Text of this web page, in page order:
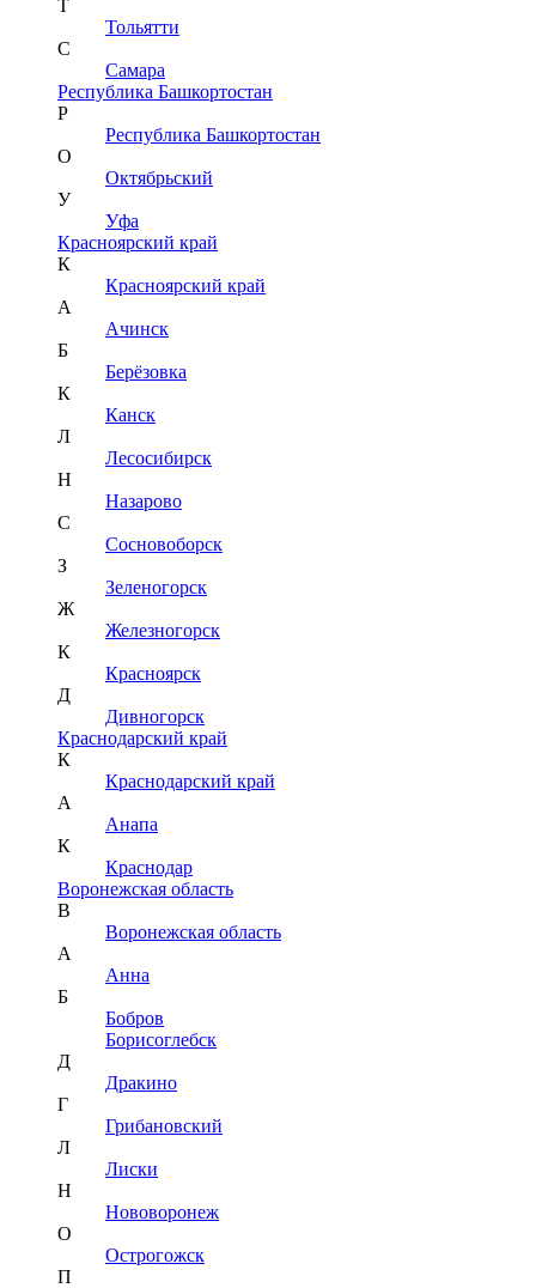
Т
Тольятти
С
Самара
Республика Башкортостан
Р
Республика Башкортостан
О
Октябрьский
У
Уфа
Красноярский край
К
Красноярский край
А
Ачинск
Б
Берёзовка
К
Канск
Л
Лесосибирск
Н
Назарово
С
Сосновоборск
З
Зеленогорск
Ж
Железногорск
К
Красноярск
Д
Дивногорск
Краснодарский край
К
Краснодарский край
А
Анапа
К
Краснодар
Воронежская область
В
Воронежская область
А
Анна
Б
Бобров
Борисоглебск
Д
Дракино
Г
Грибановский
Л
Лиски
Н
Нововоронеж
О
Острогожск
П